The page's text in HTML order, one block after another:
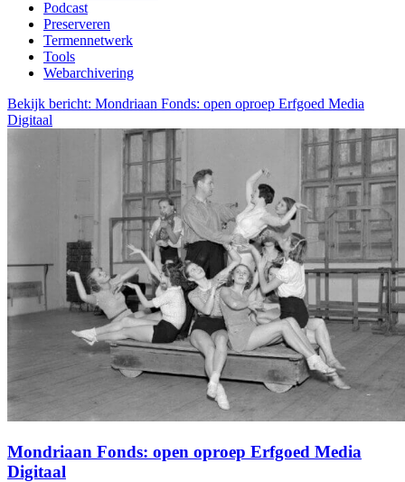
Podcast
Preserveren
Termennetwerk
Tools
Webarchivering
Bekijk bericht: Mondriaan Fonds: open oproep Erfgoed Media
Digitaal
Mondriaan Fonds: open oproep Erfgoed Media
Digitaal